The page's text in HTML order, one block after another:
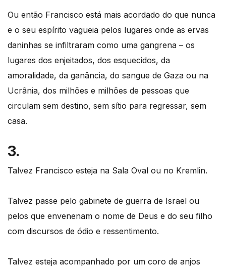
Ou então Francisco está mais acordado do que nunca
e o seu espírito vagueia pelos lugares onde as ervas
daninhas se infiltraram como uma gangrena – os
lugares dos enjeitados, dos esquecidos, da
amoralidade, da ganância, do sangue de Gaza ou na
Ucrânia, dos milhões e milhões de pessoas que
circulam sem destino, sem sítio para regressar, sem
casa.
3.
Talvez Francisco esteja na Sala Oval ou no Kremlin.
Talvez passe pelo gabinete de guerra de Israel ou
pelos que envenenam o nome de Deus e do seu filho
com discursos de ódio e ressentimento.
Talvez esteja acompanhado por um coro de anjos